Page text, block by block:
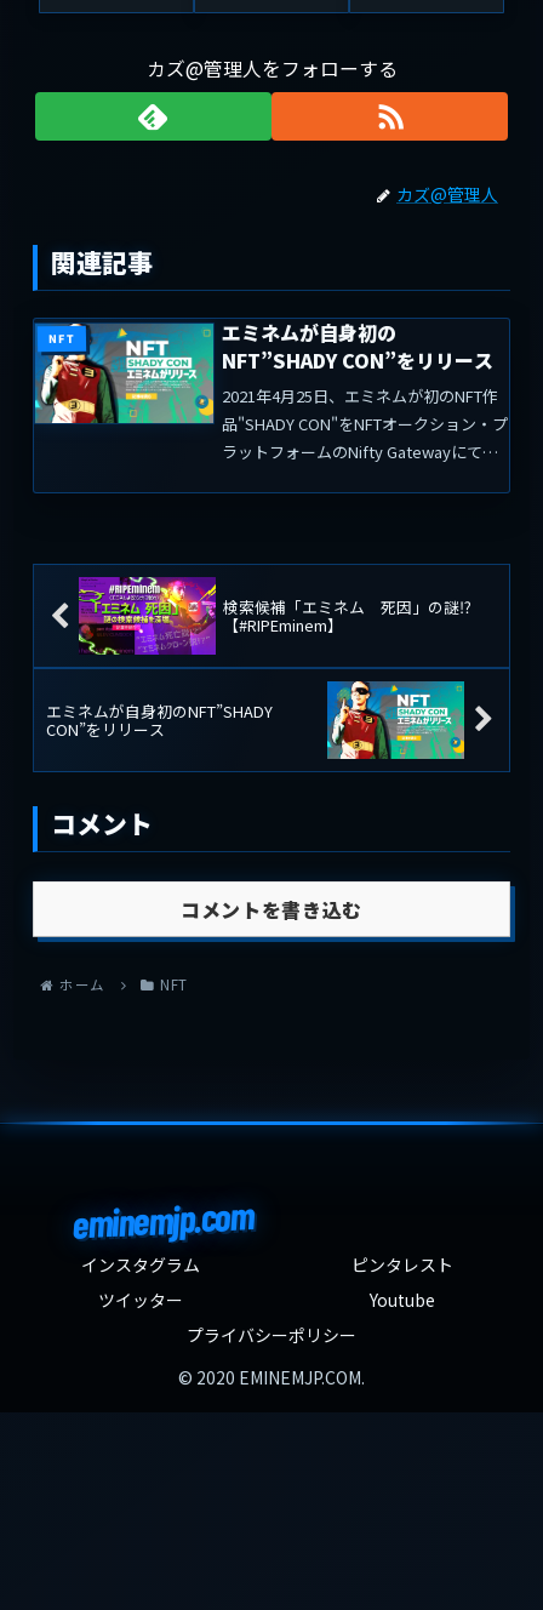
カズ@管理人をフォローする
カズ@管理人
関連記事
NFT
エミネムが自身初の
NFT”SHADY CON”をリリース
2021年4月25日、エミネムが初のNFT作
品"SHADY CON"をNFTオークション・プ
ラットフォームのNifty Gatewayにてリ
検索候補「エミネム 死因」の謎⁉
【#RIPEminem】
エミネムが自身初のNFT”SHADY
CON”をリリース
コメント
コメントを書き込む
ホーム NFT
eminemjp.com
インスタグラム
ピンタレスト
ツイッター
Youtube
プライバシーポリシー
© 2020 EMINEMJP.COM.